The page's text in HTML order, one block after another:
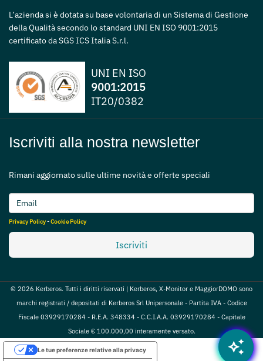
L’azienda si è dotata su base volontaria di un Sistema di Gestione
della Qualità secondo lo standard UNI EN ISO 9001:2015
certificato da SGS ICS Italia S.r.l.
UNI EN ISO
9001:2015
IT20/0382
Iscriviti alla nostra newsletter
Rimani aggiornato sulle ultime novità e offerte speciali
Privacy Policy-Cookie Policy
Iscriviti
© 2026 Kerberos. Tutti i diritti riservati | Kerberos, X-Monitor e MaggiorDOMO sono
marchi registrati / depositati di Kerberos Srl Unipersonale - Partita IVA - Codice
Fiscale 03929170284 - R.E.A. 348334 - C.C.I.A.A. 03929170284 - Capitale
Sociale € 100.000,00 interamente versato.
auto_awesome
Le tue preferenze relative alla privacy